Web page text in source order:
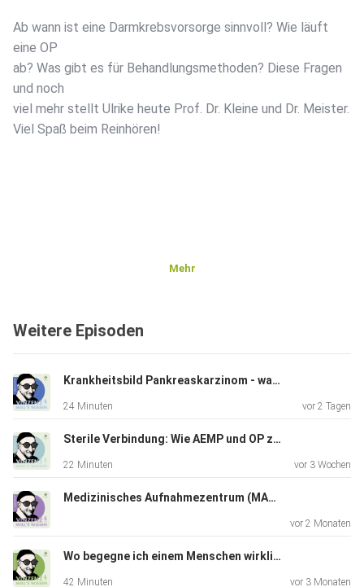
Ab wann ist eine Darmkrebsvorsorge sinnvoll? Wie läuft
eine OP
ab? Was gibt es für Behandlungsmethoden? Diese Fragen
und noch
viel mehr stellt Ulrike heute Prof. Dr. Kleine und Dr. Meister.
Viel Spaß beim Reinhören!
Mehr
Weitere Episoden
Krankheitsbild Pankreaskarzinom - was nun?
24 Minuten vor 2 Tagen
Sterile Verbindung: Wie AEMP und OP zusammenspielen
22 Minuten vor 3 Wochen
Medizinisches Aufnahmezentrum (MAZ) - Die zentrale Anlaufstelle
vor 2 Monaten
Wo begegne ich einem Menschen wirklich?
42 Minuten vor 3 Monaten